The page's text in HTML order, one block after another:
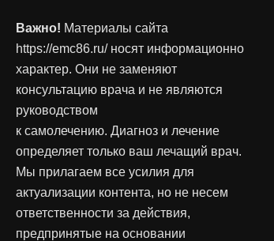
Важно! Материалы сайта
https://emc86.ru/ носят информационно
характер. Они не заменяют
консультацию врача и не являются
руководством
к самолечению. Диагноз и лечение
определяет только ваш лечащий врач.
Мы прилагаем все усилия для
актуализации контента, но не несем
ответственности за действия,
предпринятые на основании